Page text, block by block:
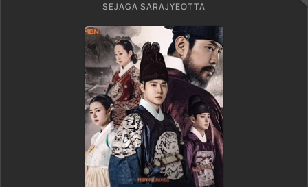
SEJAGA SARAJYEOTTA